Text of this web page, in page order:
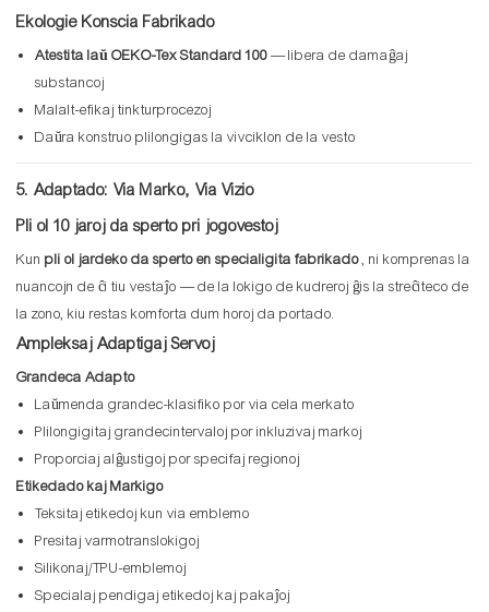
Ekologie Konscia Fabrikado
Atestita laŭ OEKO-Tex Standard 100— libera de damaĝaj
substancoj
Malalt-efikaj tinkturprocezoj
Daŭra konstruo plilongigas la vivciklon de la vesto
5. Adaptado: Via Marko, Via Vizio
Pli ol 10 jaroj da sperto pri jogovestoj
Kun pli ol jardeko da sperto en specialigita fabrikado, ni komprenas la
nuancojn de ĉi tiu vestaĵo — de la lokigo de kudreroj ĝis la streĉiteco de
la zono, kiu restas komforta dum horoj da portado.
Ampleksaj Adaptigaj Servoj
Grandeca Adapto
Laŭmenda grandec-klasifiko por via cela merkato
Plilongigitaj grandecintervaloj por inkluzivaj markoj
Proporciaj alĝustigoj por specifaj regionoj
Etikedado kaj Markigo
Teksitaj etikedoj kun via emblemo
Presitaj varmotranslokigoj
Silikonaj/TPU-emblemoj
Specialaj pendigaj etikedoj kaj pakaĵoj